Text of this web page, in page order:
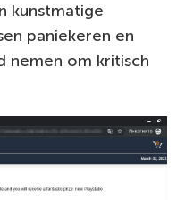
kunstmatige
paniekeren en
nemen om kritisch